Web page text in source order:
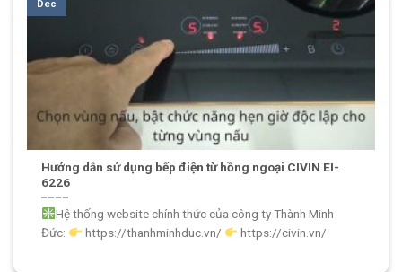
Hướng dẫn sử dụng bếp điện từ hồng ngoại CIVIN EI-
6226
Hệ thống website chính thức của công ty Thành Minh
Đức:
https://thanhminhduc.vn/ https://civin.vn/
Dec